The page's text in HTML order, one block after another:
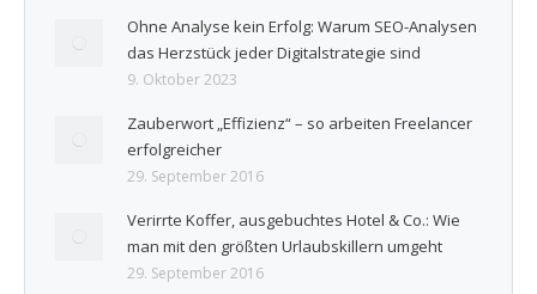
Ohne Analyse kein Erfolg: Warum SEO-Analysen
das Herzstück jeder Digitalstrategie sind
9. Oktober 2023
Zauberwort „Effizienz“ – so arbeiten Freelancer
erfolgreicher
29. September 2016
Verirrte Koffer, ausgebuchtes Hotel & Co.: Wie
man mit den größten Urlaubskillern umgeht
29. September 2016